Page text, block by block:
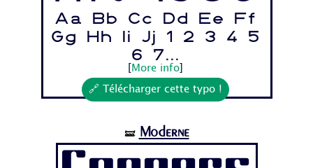
Aa Bb Cc Dd Ee Ff
Gg Hh Ii Jj 1 2 3 4 5
6 7...
More info]
🔗 Télécharger cette typo !
🝛 Moderne